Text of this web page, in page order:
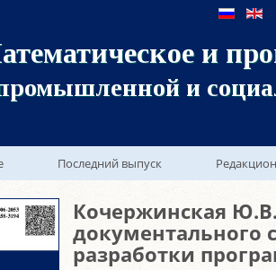
и
и
Последний выпуск
Кочержинская
документального
разработки